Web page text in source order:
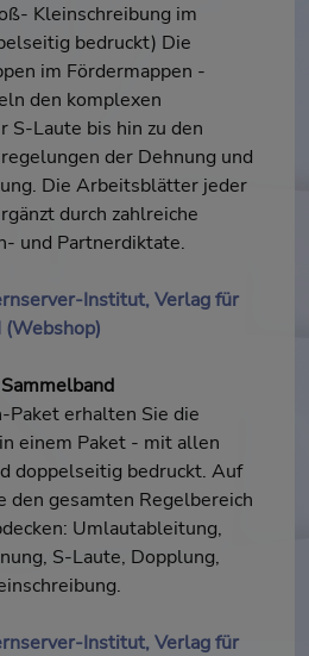
Kleinschreibung im
bedruckt) Die
im Fördermappen -
den komplexen
S-Laute bis hin zu den
der Dehnung und
Die Arbeitsblätter jeder
durch zahlreiche
und Partnerdiktate.
Institut, Verlag für
Paket erhalten Sie die
einem Paket - mit allen
doppelseitig bedruckt. Auf
den gesamten Regelbereich
Umlautableitung,
S-Laute, Dopplung,
Institut, Verlag für